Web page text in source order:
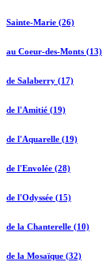
Sainte-Marie (26)
au Coeur-des-Monts (13)
de Salaberry (17)
de l'Amitié (19)
de l'Aquarelle (19)
de l'Envolée (28)
de l'Odyssée (15)
de la Chanterelle (10)
de la Mosaïque (32)